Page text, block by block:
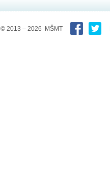
© 2013 – 2026 MŠMT